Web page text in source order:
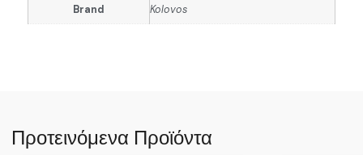
Brand Kolovos
Προτεινόμενα Προϊόντα